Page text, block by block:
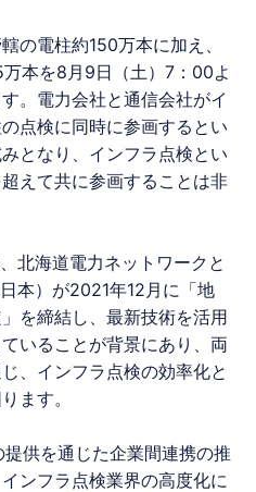
の電柱約150万本に加え、
本を8月9日（土）7：00よ
。電力会社と通信会社がイ
点検に同時に参画するとい
となり、インフラ点検とい
えて共に参画することは非
北海道電力ネットワークと
本）が2021年12月に「地
を締結し、最新技術を活用
いることが背景にあり、両
、インフラ点検の効率化と
ます。
提供を通じた企業間連携の推
ンフラ点検業界の高度化に